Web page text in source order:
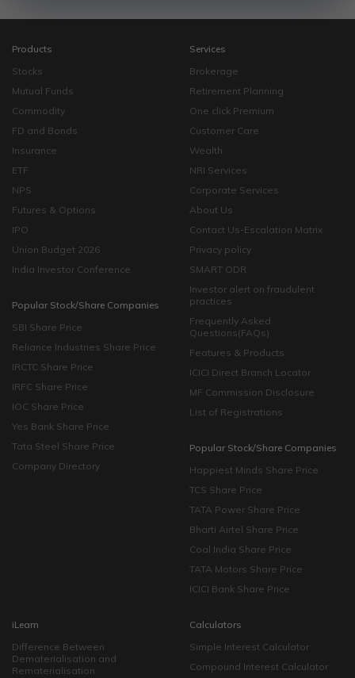
Products
Stocks
Mutual Funds
Commodity
FD and Bonds
Insurance
ETF
NPS
Futures & Options
IPO
Union Budget 2026
India Investor Conference
Popular Stock/Share Companies
SBI Share Price
Reliance Industries Share Price
IRCTC Share Price
IRFC Share Price
IOC Share Price
Yes Bank Share Price
Tata Steel Share Price
Company Directory
Services
Brokerage
Retirement Planning
One click Premium
Customer Care
Wealth
NRI Services
Corporate Services
About Us
Contact Us-Escalation Matrix
Privacy policy
SMART ODR
Investor alert on fraudulent
practices
Frequently Asked
Questions(FAQs)
Features & Products
ICICI Direct Branch Locator
MF Commission Disclosure
List of Registrations
Popular Stock/Share Companies
Happiest Minds Share Price
TCS Share Price
TATA Power Share Price
Bharti Airtel Share Price
Coal India Share Price
TATA Motors Share Price
ICICI Bank Share Price
iLearn
Difference Between
Dematerialisation and
Rematerialisation
Calculators
Simple Interest Calculator
Compound Interest Calculator